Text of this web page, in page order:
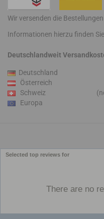
Wir versenden die
Informationen hierzu finden
Deutschlandweit
Deutschland
Österreich
Schweiz
Europa
Selected top reviews for
There are no